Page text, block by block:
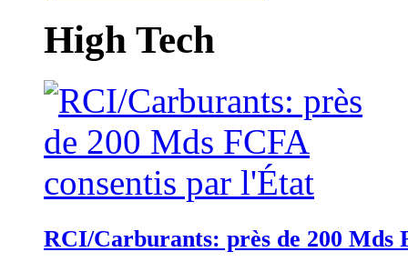
High Tech
RCI/Carburants: près de 200 Mds